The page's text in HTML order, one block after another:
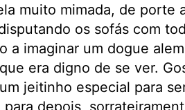
muito mimada, de porte
os sofás com
a imaginar um dogue
era digno de se ver.
jeitinho especial para
depois,